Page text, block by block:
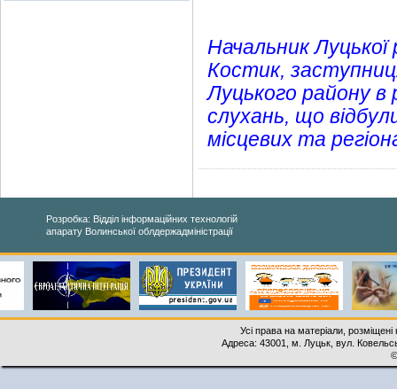
Начальник Луцької
Костик,
Луцького району в
слухань, що
місцевих та
Розробка: Відділ інформаційних технологій
апарату Волинської облдержадміністрації
Усі права на матеріали,
Адреса: 43001, м. Луцьк, вул.